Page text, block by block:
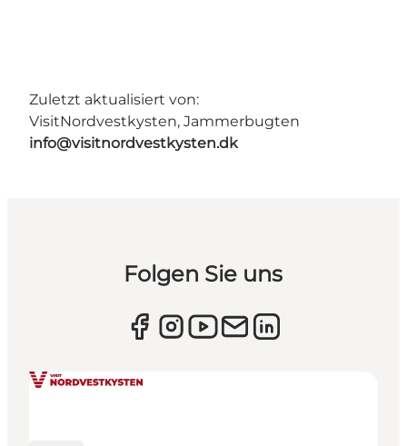
Zuletzt aktualisiert von:
VisitNordvestkysten, Jammerbugten
info@visitnordvestkysten.dk
Folgen Sie uns